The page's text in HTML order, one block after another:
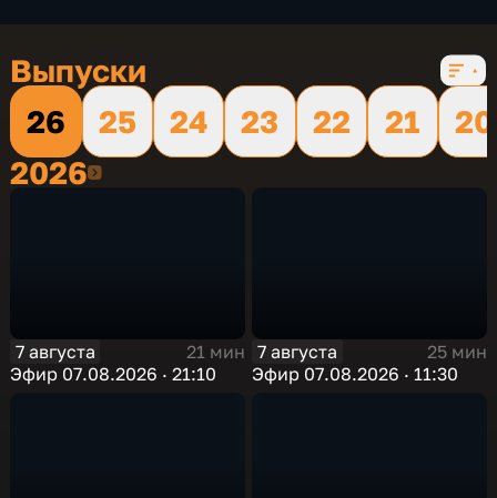
Выпуски
26
25 24 23 22 21
20
20262026
7 августа
21 мин
Эфир 07.08.2026 · 21:10
7 августа
25 мин
Эфир 07.08.2026 · 11:30